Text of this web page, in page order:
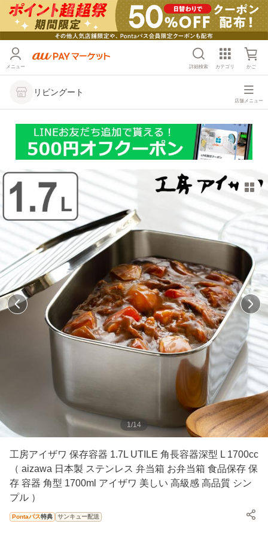
メニュー 詳細検索 カテゴリ かご
リビングート
店舗メニュー
1/14
工房アイザワ 保存容器 1.7L UTILE 角長容器深型 L 1700cc
（ aizawa 日本製 ステンレス 弁当箱 お弁当箱 食品保存 保
存 容器 角型 1700ml アイザワ 美しい 高級感 高品質 シン
プル ）
Pontaパス特典 サンキュー配送